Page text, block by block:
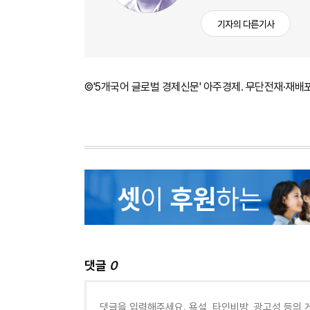
기자의 다른기사
©'5개국어 글로벌 경제신문' 아주경제. 무단전재·재배
댓글 0